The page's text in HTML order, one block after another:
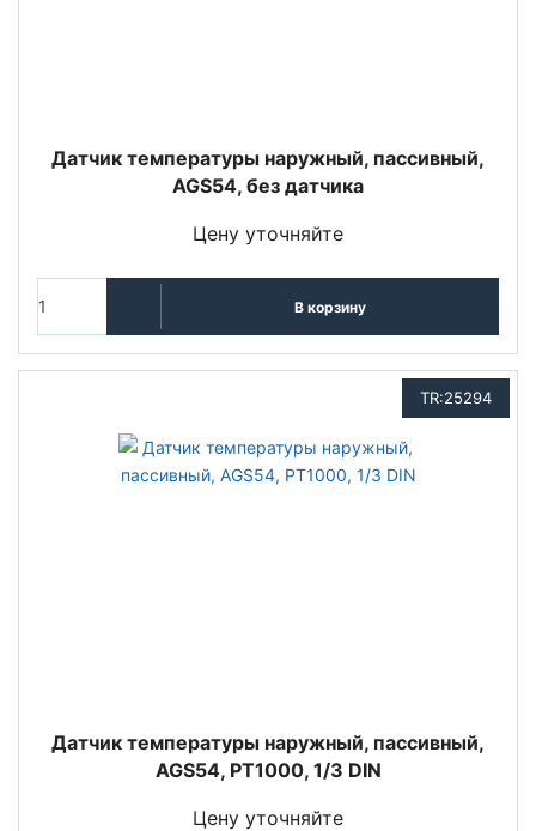
Датчик температуры наружный, пассивный,
AGS54, без датчика
Цену уточняйте
В корзину
TR:25294
Датчик температуры наружный, пассивный,
AGS54, PT1000, 1/3 DIN
Цену уточняйте